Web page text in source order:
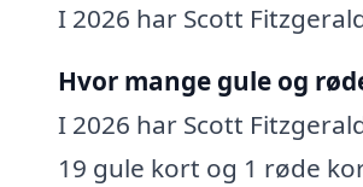
I 2026 har Scott
Hvor mange gule og
I 2026 har Scott
19 gule kort og 1 røde